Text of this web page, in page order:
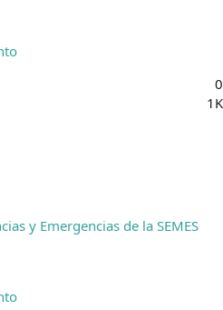
0
1K
y Emergencias de la SEMES